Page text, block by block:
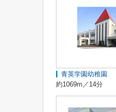
青英学園幼稚園
約1069m／14分